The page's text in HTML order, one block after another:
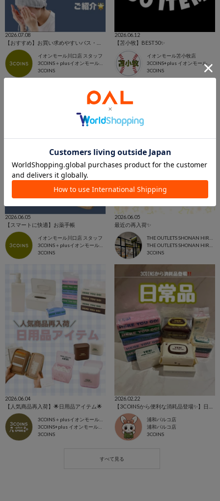
2026.07.08
イオンモール川口店 スタッフ
3COINS＋plusイオンモール川口店
3COINS
2026.06.12
【苫小牧】BEST50✨
イオンモール苫小牧店
3COINS
2026.06.05
【スマートに快適】お薬手帳
イオンモール川口店 スタッフ
3COINS＋plusイオンモール川口店
3COINS
2026.06.05
最近の再入荷✨
3COINS
2026.06.04
【人気商品再入荷】🌟日用品アイテム🌟
3COINS＋plusイオンモール北戸田店
3COINS+plus イオンモール北戸田店
3COINS
2026.02.22
浦和パルコ店
浦和パルコ店
3COINS